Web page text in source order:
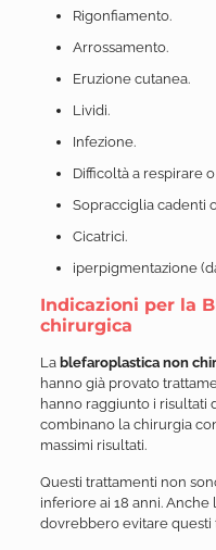
Rigonfiamento.
Arrossamento.
Eruzione cutanea.
Lividi.
Infezione.
Difficoltà a respirare
Sopracciglia cadenti
Cicatrici.
iperpigmentazione
Indicazioni per la
chirurgica
La blefaroplastica non
hanno già provato
hanno raggiunto i risultati
combinano la chirurgia
massimi risultati.
Questi trattamenti non
inferiore ai 18 anni.
dovrebbero evitare questi